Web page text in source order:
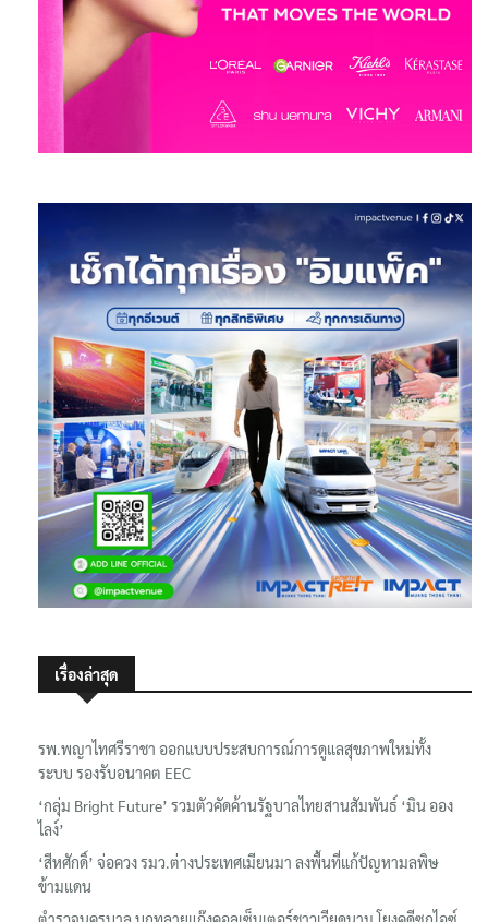
เรื่องล่าสุด
รพ.พญาไทศรีราชา ออกแบบประสบการณ์การดูแลสุขภาพใหม่ทั้ง
ระบบ รองรับอนาคต EEC
‘กลุ่ม Bright Future’ รวมตัวคัดค้านรัฐบาลไทยสานสัมพันธ์ ‘มิน ออง
ไลง์’
‘สีหศักดิ์’ จ่อควง รมว.ต่างประเทศเมียนมา ลงพื้นที่แก้ปัญหามลพิษ
ข้ามแดน